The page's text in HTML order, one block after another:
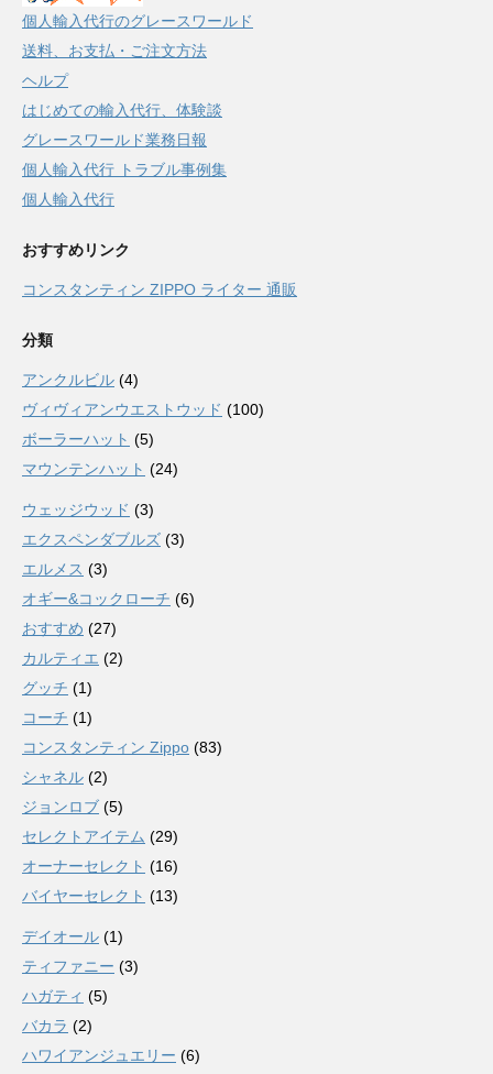
個人輸入代行のグレースワールド
送料、お支払・ご注文方法
ヘルプ
はじめての輸入代行、体験談
グレースワールド業務日報
個人輸入代行 トラブル事例集
個人輸入代行
おすすめリンク
コンスタンティン ZIPPO ライター 通販
分類
アンクルビル (4)
ヴィヴィアンウエストウッド (100)
ボーラーハット (5)
マウンテンハット (24)
ウェッジウッド (3)
エクスペンダブルズ (3)
エルメス (3)
オギー&コックローチ (6)
おすすめ (27)
カルティエ (2)
グッチ (1)
コーチ (1)
コンスタンティン Zippo (83)
シャネル (2)
ジョンロブ (5)
セレクトアイテム (29)
オーナーセレクト (16)
バイヤーセレクト (13)
デイオール (1)
ティファニー (3)
ハガティ (5)
バカラ (2)
ハワイアンジュエリー (6)